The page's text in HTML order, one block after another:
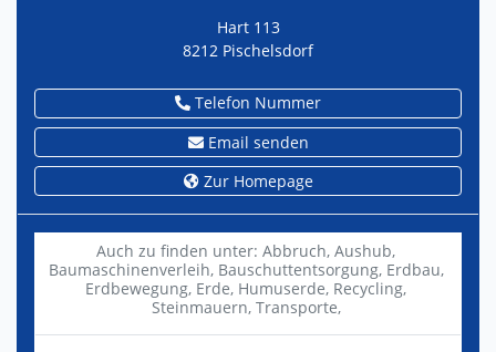
Hart 113
8212 Pischelsdorf
Telefon Nummer
Email senden
Zur Homepage
Auch zu finden unter: Abbruch, Aushub,
Baumaschinenverleih, Bauschuttentsorgung, Erdbau,
Erdbewegung, Erde, Humuserde, Recycling,
Steinmauern, Transporte,